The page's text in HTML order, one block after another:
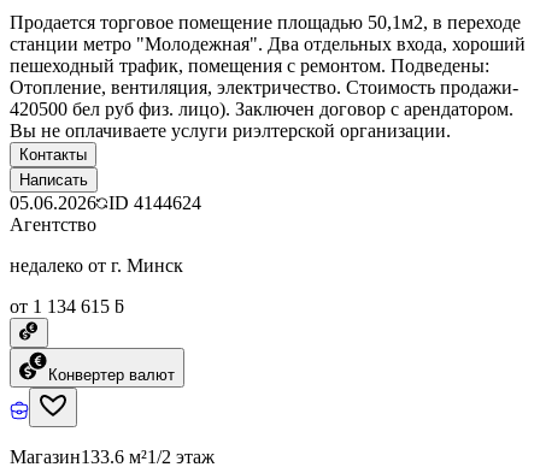
Продается торговое помещение площадью 50,1м2, в переходе
станции метро "Молодежная". Два отдельных входа, хороший
пешеходный трафик, помещения с ремонтом. Подведены:
Отопление, вентиляция, электричество. Стоимость продажи-
420500 бел руб физ. лицо). Заключен договор с арендатором.
Вы не оплачиваете услуги риэлтерской организации.
Контакты
Написать
05.06.2026 ID 4144624
Агентство
недалеко от г. Минск
от 1 134 615 ƃ
Конвертер валют
Магазин133.6 м²1/2 этаж